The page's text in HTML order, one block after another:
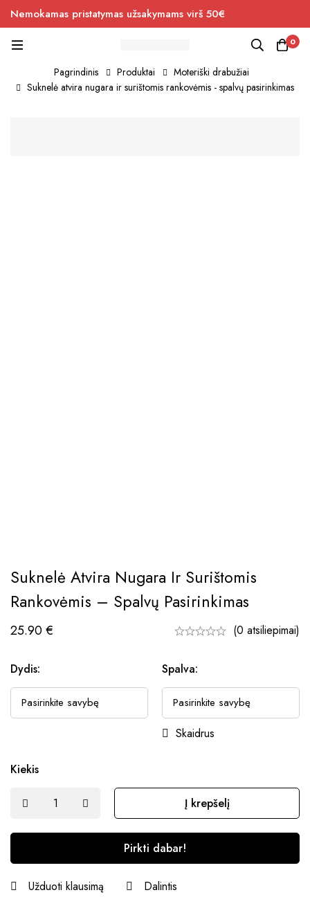
Nemokamas pristatymas užsakymams virš 50€
0
Pagrindinis Produktai
Moteriški drabužiai
Suknelė atvira nugara ir surištomis rankovėmis - spalvų pasirinkimas
Suknelė Atvira Nugara Ir Surištomis
Rankovėmis – Spalvų Pasirinkimas
25.90€ (0 atsiliepimai)
Dydis: Spalva:
Skaidrus
Kiekis
Į krepšelį
Pirkti dabar!
Užduoti klausimą Dalintis